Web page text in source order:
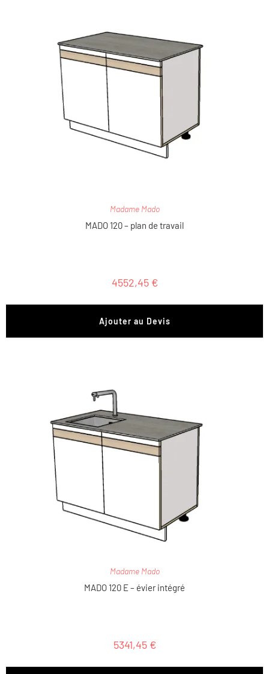
Madame Mado
MADO 120 – plan de travail
4552,45 €
Ajouter au Devis
Madame Mado
MADO 120 E – évier intégré
5341,45 €